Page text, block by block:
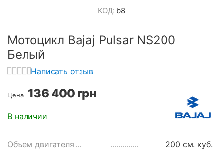
КОД: b8
Мотоцикл Bajaj Pulsar NS200
Белый
Написать отзыв
Цена 136 400 грн
В наличии
Объем двигателя
200 см. куб.